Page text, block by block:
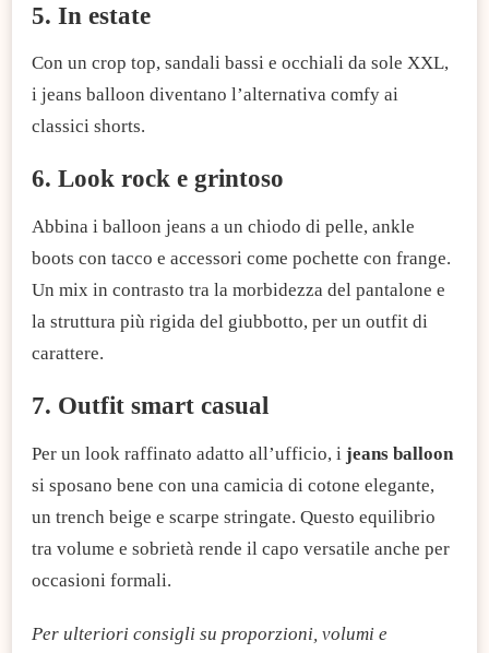
5. In estate
Con un crop top, sandali bassi e occhiali da sole XXL,
i jeans balloon diventano l’alternativa comfy ai
classici shorts.
6. Look rock e grintoso
Abbina i balloon jeans a un chiodo di pelle, ankle
boots con tacco e accessori come pochette con frange.
Un mix in contrasto tra la morbidezza del pantalone e
la struttura più rigida del giubbotto, per un outfit di
carattere.
7. Outfit smart casual
Per un look raffinato adatto all’ufficio, i jeans balloon
si sposano bene con una camicia di cotone elegante,
un trench beige e scarpe stringate. Questo equilibrio
tra volume e sobrietà rende il capo versatile anche per
occasioni formali.
Per ulteriori consigli su proporzioni, volumi e